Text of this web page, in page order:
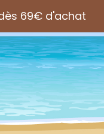
69€ d'achat